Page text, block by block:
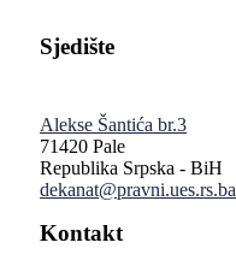
Sjedište
Alekse Šantića br.3
71420 Pale
Republika Srpska - BiH
dekanat@pravni.ues.rs.ba
Kontakt